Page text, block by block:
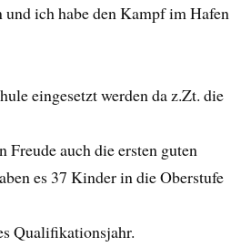
und ich habe den Kampf im Hafen
eingesetzt werden da z.Zt. die
auch die ersten guten
es 37 Kinder in die Oberstufe
Qualifikationsjahr.